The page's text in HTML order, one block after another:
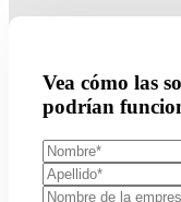
Vea cómo las
podrían